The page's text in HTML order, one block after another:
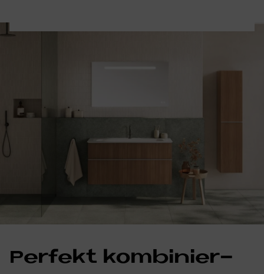
Per­fe­kt kom­bi­nier­